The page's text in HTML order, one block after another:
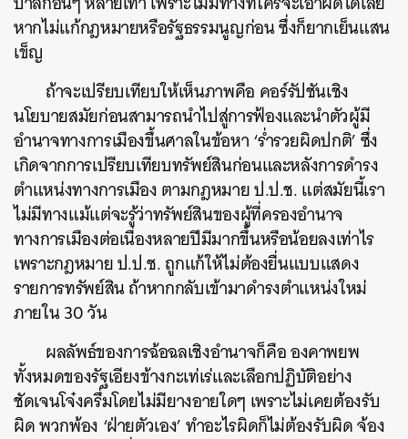
หากไม่แก้กฎหมายหรือรัฐธรรมนูญก่อน ซึ่งก็ยากเย็นแสน
เข็ญ
ถ้าจะเปรียบเทียบให้เห็นภาพคือ คอร์รัปชันเชิง
นโยบายสมัยก่อนสามารถนำไปสู่การฟ้องและนำตัวผู้มี
อำนาจทางการเมืองขึ้นศาลในข้อหา ‘ร่ำรวยผิดปกติ’ ซึ่ง
เกิดจากการเปรียบเทียบทรัพย์สินก่อนและหลังการดำรง
ตำแหน่งทางการเมือง ตามกฎหมาย ป.ป.ช. แต่สมัยนี้เรา
ไม่มีทางแม้แต่จะรู้ว่าทรัพย์สินของผู้ที่ครองอำนาจ
ทางการเมืองต่อเนื่องหลายปีมีมากขึ้นหรือน้อยลงเท่าไร
เพราะกฎหมาย ป.ป.ช. ถูกแก้ให้ไม่ต้องยื่นแบบแสดง
รายการทรัพย์สิน ถ้าหากกลับเข้ามาดำรงตำแหน่งใหม่
ภายใน 30 วัน
ผลลัพธ์ของการฉ้อฉลเชิงอำนาจก็คือ องคาพยพ
ทั้งหมดของรัฐเอียงข้างกะเท่เร่และเลือกปฏิบัติอย่าง
ชัดเจนโจ๋งครึ่มโดยไม่มียางอายใดๆ เพราะไม่เคยต้องรับ
ผิด พวกพ้อง ‘ฝ่ายตัวเอง’ ทำอะไรผิดก็ไม่ต้องรับผิด จ้อง